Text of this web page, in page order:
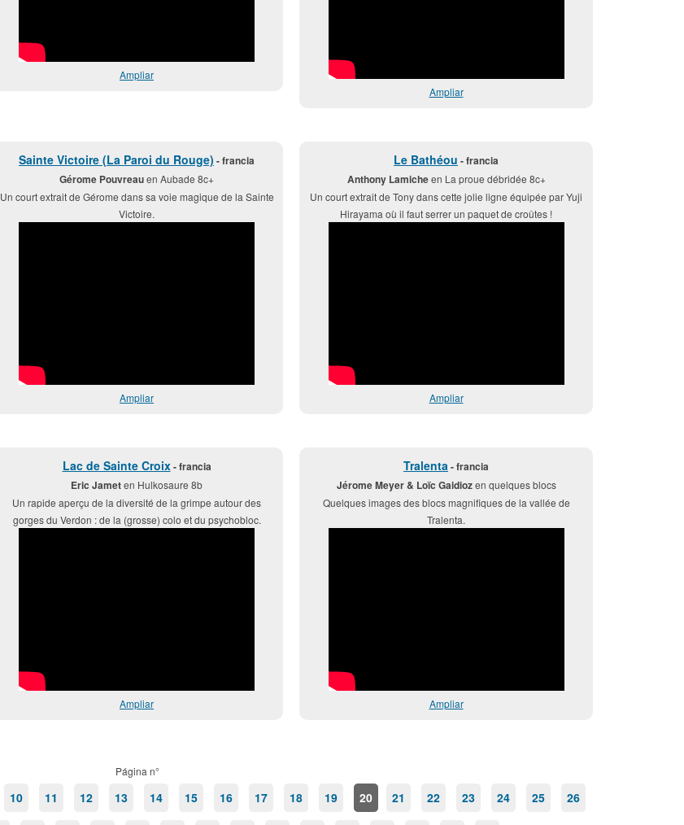
Ampliar
Ampliar
Sainte Victoire (La Paroi du Rouge) - francia
Gérome Pouvreauen Aubade 8c+
Un court extrait de Gérome dans sa voie magique de la Sainte
Victoire.
Ampliar
Le Bathéou - francia
Anthony Lamicheen La proue débridée 8c+
Un court extrait de Tony dans cette jolie ligne équipée par Yuji
Hirayama où il faut serrer un paquet de croûtes !
Ampliar
Lac de Sainte Croix- francia
Eric Jameten Hulkosaure 8b
Un rapide aperçu de la diversité de la grimpe autour des
gorges du Verdon : de la (grosse) colo et du psychobloc.
Ampliar
Tralenta- francia
Jérome Meyer & Loïc Gaidiozen quelques blocs
Quelques images des blocs magnifiques de la vallée de
Tralenta.
Ampliar
Página n°
10 11 12 13 14 15 16 17 18 19 20 21 22 23 24 25 26